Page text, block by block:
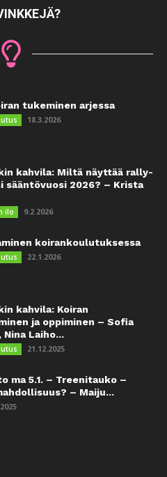
tukeminen arjessa
18.3.2026
kahvila: Miltä näyttää rally-
sääntövuosi 2026? – Krista
ilo 9.2.2026
koirankoulutuksessa
22.1.2026
kahvila: Koiran
ja oppiminen – Sofia
Nina Laiho...
21.12.2025
ma 5.1. – Treenitauko –
– Maiju...